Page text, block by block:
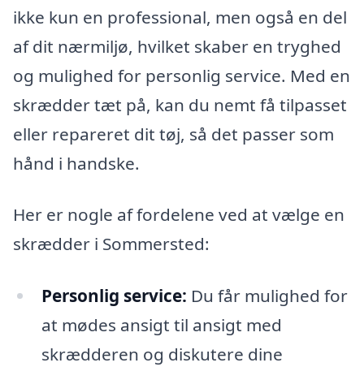
ikke kun en professional, men også en del
af dit nærmiljø, hvilket skaber en tryghed
og mulighed for personlig service. Med en
skrædder tæt på, kan du nemt få tilpasset
eller repareret dit tøj, så det passer som
hånd i handske.
Her er nogle af fordelene ved at vælge en
skrædder i Sommersted:
Personlig service: Du får mulighed for
at mødes ansigt til ansigt med
skrædderen og diskutere dine